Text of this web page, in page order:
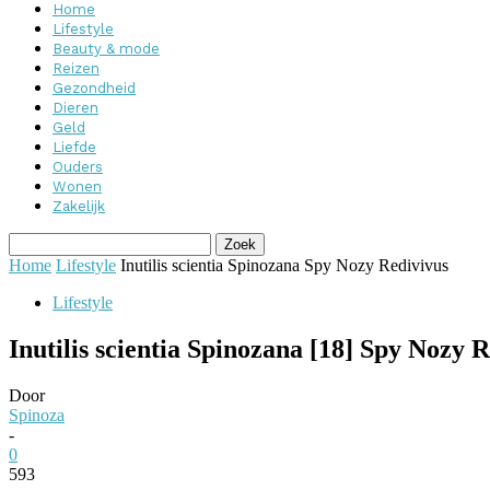
Home
Lifestyle
Beauty & mode
Reizen
Gezondheid
Dieren
Geld
Liefde
Ouders
Wonen
Zakelijk
Home Lifestyle Inutilis scientia Spinozana Spy Nozy Redivivus
Lifestyle
Inutilis scientia Spinozana [18] Spy Nozy
Door
Spinoza
-
0
593